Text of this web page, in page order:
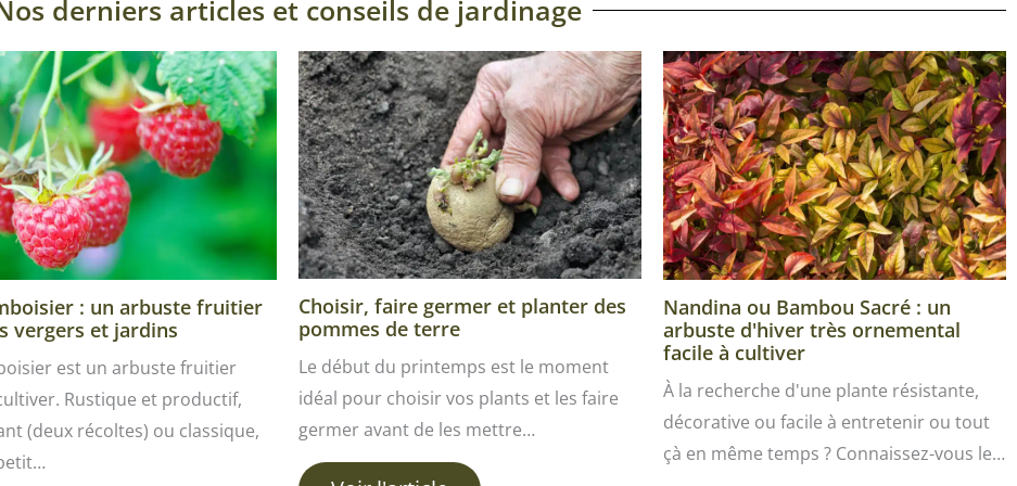
derniers articles et conseils de jardinage
: un arbuste fruitier
vergers et jardins
est un arbuste fruitier
Rustique et productif,
(deux récoltes) ou classique,
Choisir, faire germer et planter des
pommes de terre
Le début du printemps est le moment
idéal pour choisir vos plants et les faire
germer avant de les mettre…
Nandina ou Bambou Sacré : un
arbuste d'hiver très ornemental
facile à cultiver
À la recherche d'une plante résistante,
décorative ou facile à entretenir ou tout
çà en même temps ? Connaissez-vous le…